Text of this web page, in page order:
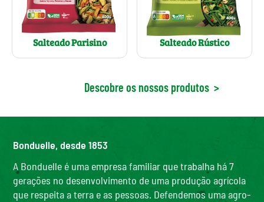
Salteado Parisino Salteado Rústico
Descobre os nossos produtos >
Bonduelle, desde 1853
A Bonduelle é uma empresa familiar que trabalha há 7
gerações no desenvolvimento de uma produção agrícola
que respeita a terra e as pessoas. Defendemos uma agro-